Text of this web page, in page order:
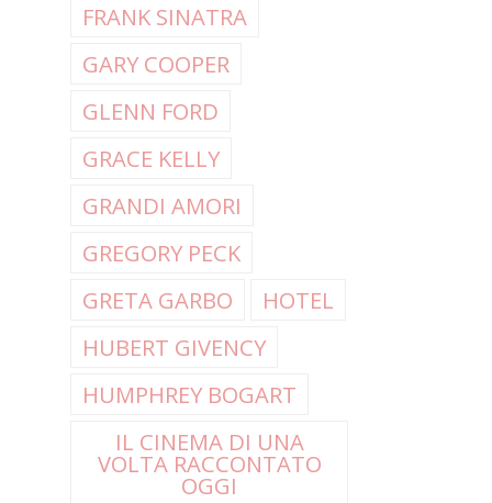
FRANK SINATRA
GARY COOPER
GLENN FORD
GRACE KELLY
GRANDI AMORI
GREGORY PECK
GRETA GARBO
HOTEL
HUBERT GIVENCY
HUMPHREY BOGART
IL CINEMA DI UNA
VOLTA RACCONTATO
OGGI